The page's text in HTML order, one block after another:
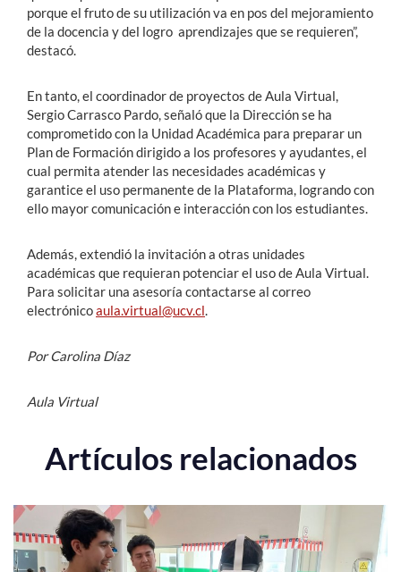
porque el fruto de su utilización va en pos del mejoramiento
de la docencia y del logro aprendizajes que se requieren”,
destacó.
En tanto, el coordinador de proyectos de Aula Virtual,
Sergio Carrasco Pardo, señaló que la Dirección se ha
comprometido con la Unidad Académica para preparar un
Plan de Formación dirigido a los profesores y ayudantes, el
cual permita atender las necesidades académicas y
garantice el uso permanente de la Plataforma, logrando con
ello mayor comunicación e interacción con los estudiantes.
Además, extendió la invitación a otras unidades
académicas que requieran potenciar el uso de Aula Virtual.
Para solicitar una asesoría contactarse al correo
electrónicoaula.virtual@ucv.cl.
Por Carolina Díaz
Aula Virtual
Artículos relacionados